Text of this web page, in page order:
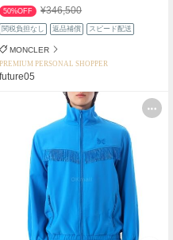
50%OFF ¥346,500
関税負担なし 返品補償 スピード配送
MONCLER
PREMIUM PERSONAL SHOPPER
future05